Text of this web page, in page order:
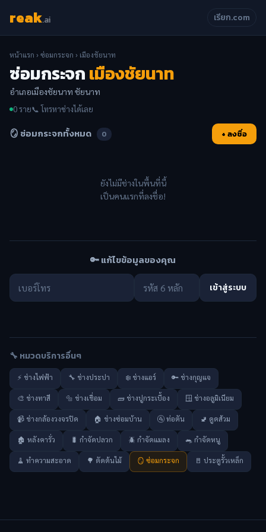
reak.ai เรียก.com
หน้าแรก ›ซ่อมกระจก › เมืองชัยนาท
ซ่อมกระจกเมืองชัยนาท
อำเภอเมืองชัยนาท ชัยนาท
0 ราย📞 โทรหาช่างได้เลย
🪞 ซ่อมกระจกทั้งหมด 0 + ลงชื่อ
ยังไม่มีช่างในพื้นที่นี้
เป็นคนแรกที่ลงชื่อ!
🔑 แก้ไขข้อมูลของคุณ
เข้าสู่ระบบ
🔧 หมวดบริการอื่นๆ
⚡ ช่างไฟฟ้า 🔧 ช่างประปา ❄️ ช่างแอร์ 🔑 ช่างกุญแจ
🎨 ช่างทาสี 🔩 ช่างเชื่อม 🧱 ช่างปูกระเบื้อง 🪟 ช่างอลูมิเนียม
📹 ช่างกล้องวงจรปิด 🏠 ช่างซ่อมบ้าน 🚰 ท่อตัน 🚽 ดูดส้วม
🏚️ หลังคารั่ว 🐛 กำจัดปลวก 🪲 กำจัดแมลง 🐀 กำจัดหนู
🧹 ทำความสะอาด 🌳 ตัดต้นไม้ 🪞 ซ่อมกระจก 🚪 ประตูรั้วเหล็ก